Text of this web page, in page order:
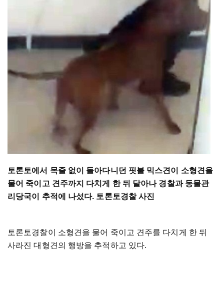
토론토에서 목줄 없이 돌아다니던 핏불 믹스견이 소형견을
물어 죽이고 견주까지 다치게 한 뒤 달아나 경찰과 동물관
리당국이 추적에 나섰다. 토론토경찰 사진
토론토경찰이 소형견을 물어 죽이고 견주를 다치게 한 뒤
사라진 대형견의 행방을 추적하고 있다.